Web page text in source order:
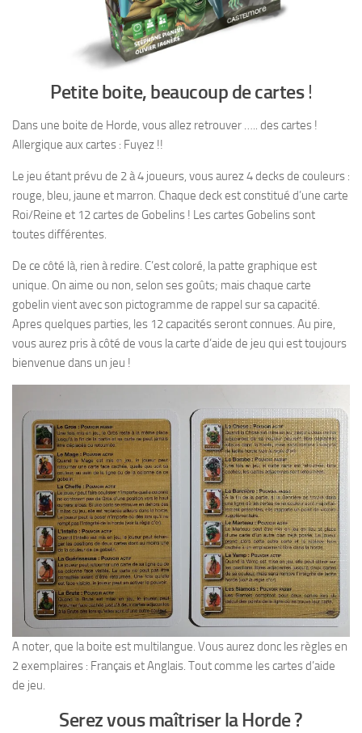
Petite boite, beaucoup de cartes!
Dans une boite de Horde, vous allez retrouver ….. des cartes !
Allergique aux cartes : Fuyez !!
Le jeu étant prévu de 2 à 4 joueurs, vous aurez 4 decks de couleurs :
rouge, bleu, jaune et marron. Chaque deck est constitué d’une carte
Roi/Reine et 12 cartes de Gobelins ! Les cartes Gobelins sont
toutes différentes.
De ce côté là, rien à redire. C’est coloré, la patte graphique est
unique. On aime ou non, selon ses goûts; mais chaque carte
gobelin vient avec son pictogramme de rappel sur sa capacité.
Apres quelques parties, les 12 capacités seront connues. Au pire,
vous aurez pris à côté de vous la carte d’aide de jeu qui est toujours
bienvenue dans un jeu !
A noter, que la boite est multilangue. Vous aurez donc les règles en
2 exemplaires : Français et Anglais. Tout comme les cartes d’aide
de jeu.
Serez vous maîtriser la Horde ?